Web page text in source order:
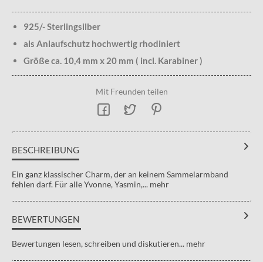
925/- Sterlingsilber
als Anlaufschutz hochwertig rhodiniert
Größe ca. 10,4 mm x 20 mm ( incl. Karabiner )
Mit Freunden teilen
BESCHREIBUNG
Ein ganz klassischer Charm, der an keinem Sammelarmband
fehlen darf. Für alle Yvonne, Yasmin,... mehr
BEWERTUNGEN
Bewertungen lesen, schreiben und diskutieren... mehr